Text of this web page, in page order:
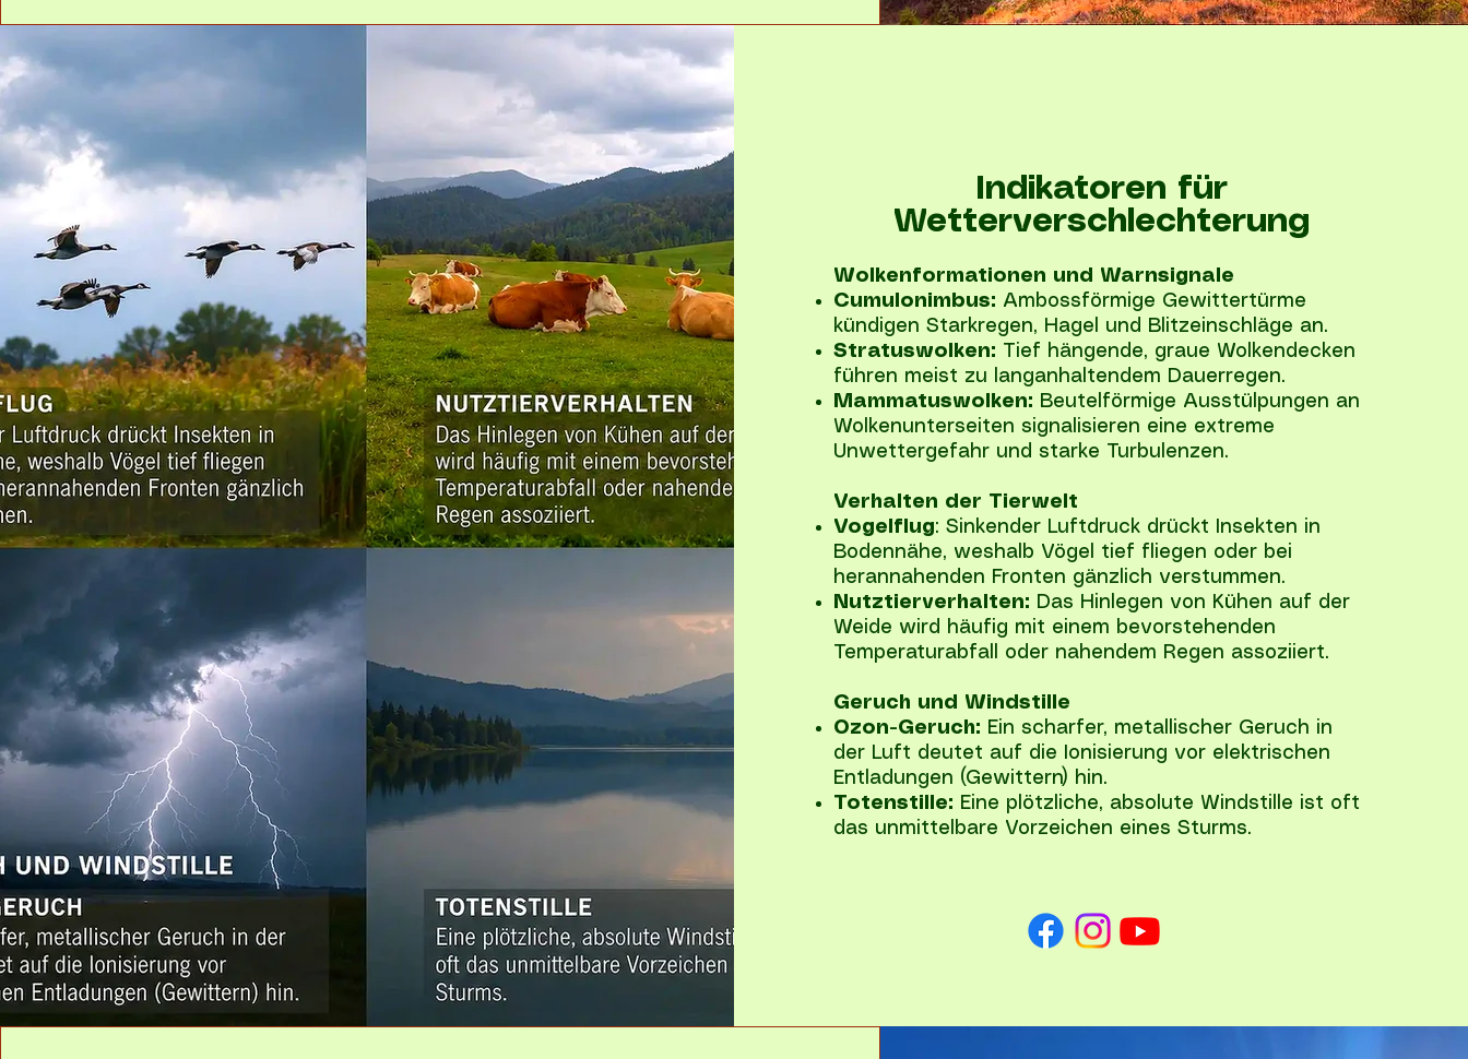
Indikatoren für
Wetterverschlechterung
Wolkenformationen und Warnsignale
Cumulonimbus: Ambossförmige Gewittertürme
kündigen Starkregen, Hagel und Blitzeinschläge an.
Stratuswolken: Tief hängende, graue Wolkendecken
führen meist zu langanhaltendem Dauerregen.
Mammatuswolken: Beutelförmige Ausstülpungen an
Wolkenunterseiten signalisieren eine extreme
Unwettergefahr und starke Turbulenzen.
Verhalten der Tierwelt
Vogelflug: Sinkender Luftdruck drückt Insekten in
Bodennähe, weshalb Vögel tief fliegen oder bei
herannahenden Fronten gänzlich verstummen.
Nutztierverhalten: Das Hinlegen von Kühen auf der
Weide wird häufig mit einem bevorstehenden
Temperaturabfall oder nahendem Regen assoziiert.
Geruch und Windstille
Ozon-Geruch: Ein scharfer, metallischer Geruch in
der Luft deutet auf die Ionisierung vor elektrischen
Entladungen (Gewittern) hin.
Totenstille: Eine plötzliche, absolute Windstille ist oft
das unmittelbare Vorzeichen eines Sturms.